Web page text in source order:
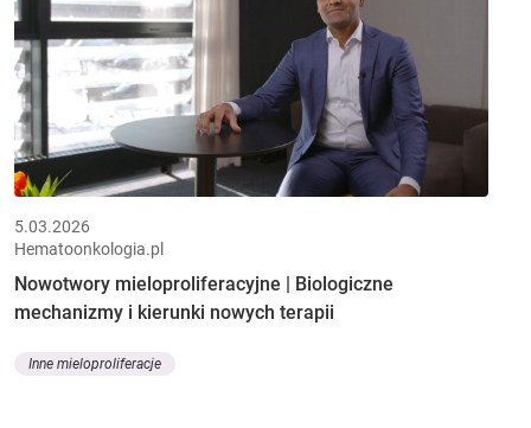
5.03.2026
Hematoonkologia.pl
Nowotwory mieloproliferacyjne | Biologiczne
mechanizmy i kierunki nowych terapii
Inne mieloproliferacje